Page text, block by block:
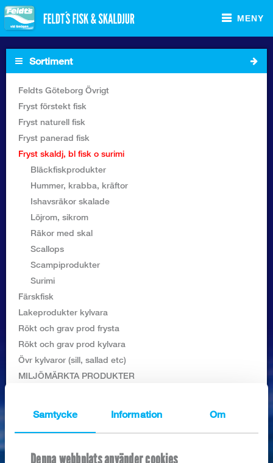
Samtycke Information Om
Denna webbplats använder cookies
MENY
Sortiment Foodservice
Sortiment Butik
Recept
Sortiment
Feldts Göteborg Övrigt
Fryst förstekt fisk
Fryst naturell fisk
Fryst panerad fisk
Fryst skaldj, bl fisk o surimi
Bläckfiskprodukter
Hummer, krabba, kräftor
Ishavsräkor skalade
Löjrom, sikrom
Räkor med skal
Scallops
Scampiprodukter
Surimi
Färskfisk
Lakeprodukter kylvara
Rökt och grav prod frysta
Rökt och grav prod kylvara
Övr kylvaror (sill, sallad etc)
MILJÖMÄRKTA PRODUKTER
SÖK PRODUKTER I BUTIKEN